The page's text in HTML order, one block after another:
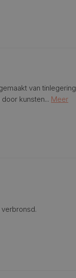
van tinlegering
kunsten... Meer